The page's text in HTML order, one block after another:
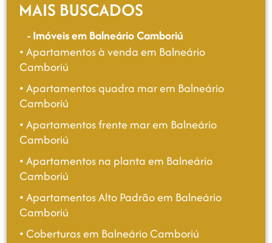
MAIS BUSCADOS
- Imóveis em Balneário Camboriú
• Apartamentos à venda em Balneário
Camboriú
• Apartamentos quadra mar em Balneário
Camboriú
• Apartamentos frente mar em Balneário
Camboriú
• Apartamentos na planta em Balneário
Camboriú
• Apartamentos Alto Padrão em Balneário
Camboriú
• Coberturas em Balneário Camboriú